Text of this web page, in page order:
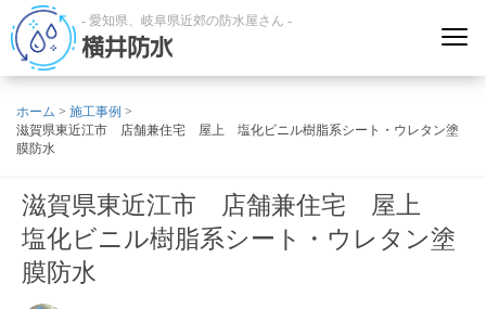
- 愛知県、岐阜県近郊の防水屋さん -
横井防水
ホーム > 施工事例 >
滋賀県東近江市 店舗兼住宅 屋上 塩化ビニル樹脂系シート・ウレタン塗
膜防水
滋賀県東近江市 店舗兼住宅 屋上
塩化ビニル樹脂系シート・ウレタン塗
膜防水